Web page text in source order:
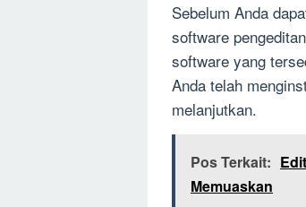
Sebelum Anda
software
software yang
Anda telah
melanjutkan.
Pos Terkait:
Memuaskan